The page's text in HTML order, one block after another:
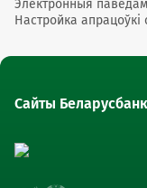
Электронныя
Настройка
Сайты